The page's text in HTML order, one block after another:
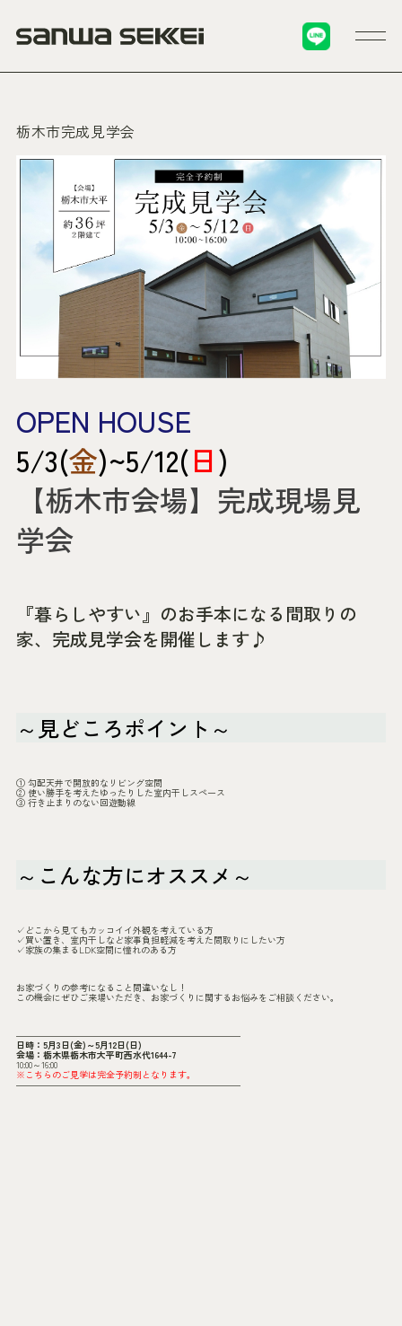
栃木市完成見学会
OPEN HOUSE
5/3(金)~5/12(日)
【栃木市会場】完成現場見
学会
『暮らしやすい』のお手本になる間取りの
家、完成見学会を開催します♪
～見どころポイント～
① 勾配天井で開放的なリビング空間
② 使い勝手を考えたゆったりした室内干しスペース
③ 行き止まりのない回遊動線
～こんな方にオススメ～
✓どこから見てもカッコイイ外観を考えている方
✓買い置き、室内干しなど家事負担軽減を考えた間取りにしたい方
✓家族の集まるLDK空間に憧れのある方
お家づくりの参考になること間違いなし！
この機会にぜひご来場いただき、お家づくりに関するお悩みをご相談ください。
―――――――――――――――――――――――――
日時：5月3日(金)～5月12日(日)
会場：栃木県栃木市大平町西水代1644-7
10:00～16:00
※こちらのご見学は完全予約制となります。
―――――――――――――――――――――――――